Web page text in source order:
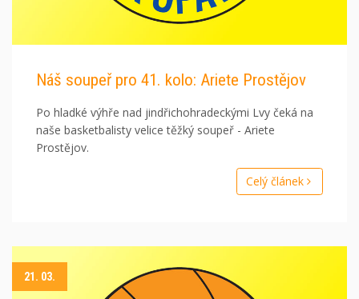
Náš soupeř pro 41. kolo: Ariete Prostějov
Po hladké výhře nad jindřichohradeckými Lvy čeká na
naše basketbalisty velice těžký soupeř - Ariete
Prostějov.
Celý článek
21. 03.